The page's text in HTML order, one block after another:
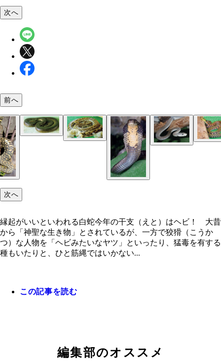
縁起がいいといわれる白蛇
アミメニシキヘビ
アミメニシキヘビ
オオアナコンダ
ブラックマンバ（写真提供／ジャパン・スネーク
ヤマカガシ（写真提供／ジャパン・スネークセン
ハブ
ラフツリーブッシュバイパー
セイブガボンアダー
エラブウミヘビ
次へ
前へ
次へ
縁起がいいといわれる白蛇今年の干支（えと）はヘビ！ 大昔
から「神聖な生き物」とされているが、一方で狡猾（こうか
つ）な人物を「ヘビみたいなヤツ」といったり、猛毒を有する
種もいたりと、ひと筋縄ではいかない...
この記事を読む
編集部のオススメ